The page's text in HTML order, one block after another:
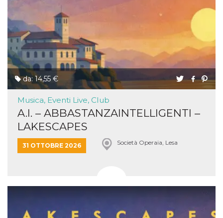
da: 14,55 €
Musica, Eventi Live, Club
A.I. – ABBASTANZAINTELLIGENTI –
LAKESCAPES
31 OTTOBRE 2026 Società Operaia, Lesa